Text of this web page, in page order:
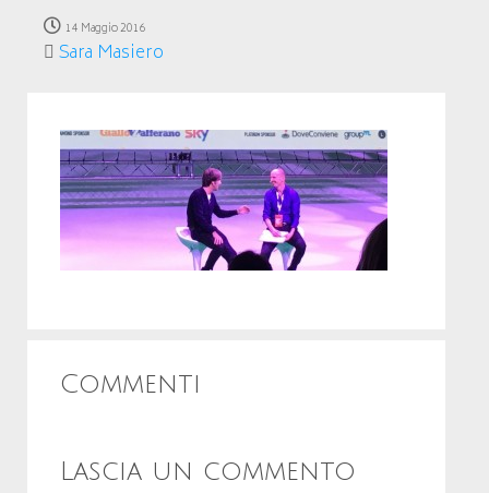
14 Maggio 2016
Sara Masiero
Commenti
Lascia un commento